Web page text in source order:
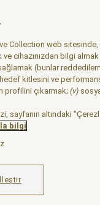
Collection web sitesinde,
cihazınızdan bilgi
(bunlar
kitlesini ve
profilini çıkarmak; (v)
sayfanın altındaki
bilgi